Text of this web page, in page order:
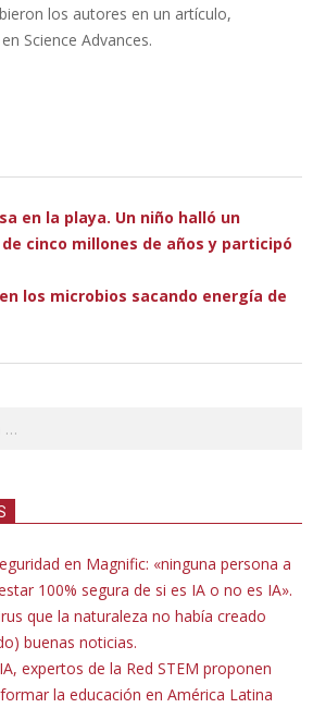
los autores en un artículo,
Science Advances.
en la playa. Un niño halló un
cinco millones de años y participó
los microbios sacando energía de
en Magnific: «ninguna persona a
100% segura de si es IA o no es IA».
que la naturaleza no había creado
buenas noticias.
expertos de la Red STEM proponen
la educación en América Latina